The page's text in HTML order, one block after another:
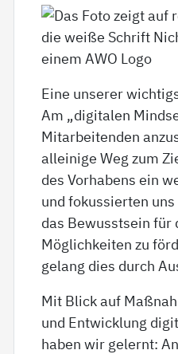
Eine unserer
Am „digitalen
Mitarbeitenden
alleinige Weg zum
des Vorhabens ein
und fokussierten
das Bewusstsein für
Möglichkeiten zu
gelang dies durch
Mit Blick auf
und Entwicklung
haben wir gelernt: